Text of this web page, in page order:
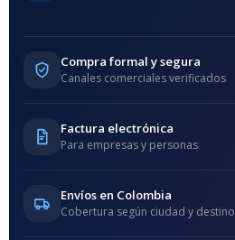
Compra formal y segura
Canales comerciales verificados
Factura electrónica
Para empresas y personas
Envíos en Colombia
Cobertura según ciudad y destino